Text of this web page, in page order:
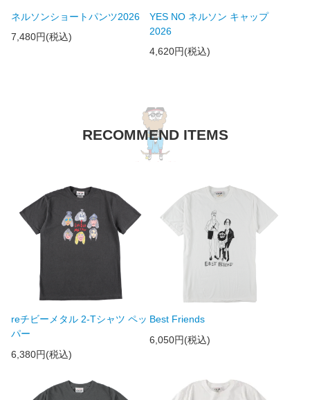
ネルソンショートパンツ2026
7,480円(税込)
YES NO ネルソン キャップ
2026
4,620円(税込)
RECOMMEND ITEMS
reチビーメタル 2-Tシャツ ペッ
パー
6,380円(税込)
Best Friends
6,050円(税込)